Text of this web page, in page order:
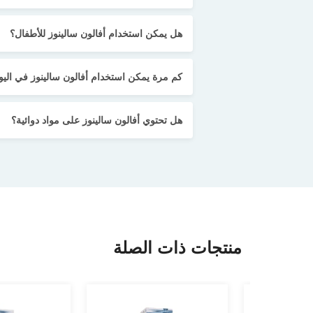
ما هي استخدامات أفالون سالينوز قطرة
هل يمكن استخدام أفالون سالينوز للأطفال؟
كم مرة يمكن استخدام أفالون سالينوز في
هل تحتوي أفالون سالينوز على مواد دوائية؟